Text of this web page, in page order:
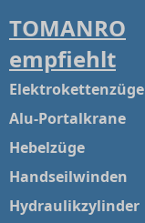
TOMANRO
empfiehlt
Elektrokettenzüge
Alu-Portalkrane
Hebelzüge
Handseilwinden
Hydraulikzylinder